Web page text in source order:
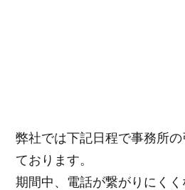
弊社では下記日程で事務所
ております。
期間中、電話が繋がりにく